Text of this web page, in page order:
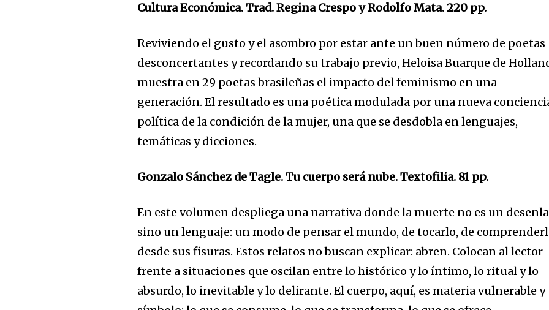
Cultura Económica. Trad. Regina Crespo y Rodolfo Mata. 220 pp.
Reviviendo el gusto y el asombro por estar ante un buen número de poetas
desconcertantes y recordando su trabajo previo, Heloisa Buarque de
muestra en 29 poetas brasileñas el impacto del feminismo en una
generación. El resultado es una poética modulada por una nueva
política de la condición de la mujer, una que se desdobla en lenguajes,
temáticas y dicciones.
Gonzalo Sánchez de Tagle. Tu cuerpo será nube. Textofilia. 81 pp.
En este volumen despliega una narrativa donde la muerte no es un
sino un lenguaje: un modo de pensar el mundo, de tocarlo, de
desde sus fisuras. Estos relatos no buscan explicar: abren. Colocan al lector
frente a situaciones que oscilan entre lo histórico y lo íntimo, lo ritual y lo
absurdo, lo inevitable y lo delirante. El cuerpo, aquí, es materia vulnerable y